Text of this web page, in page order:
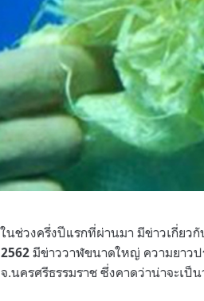
ในช่วงครึ่งปีแรกที่ผ่านมา มีข่าวเกี่ยว
2562 มีข่าววาฬขนาดใหญ่ ความยาว
จ.นครศรีธรรมราช ซึ่งคาดว่าน่าจะเ